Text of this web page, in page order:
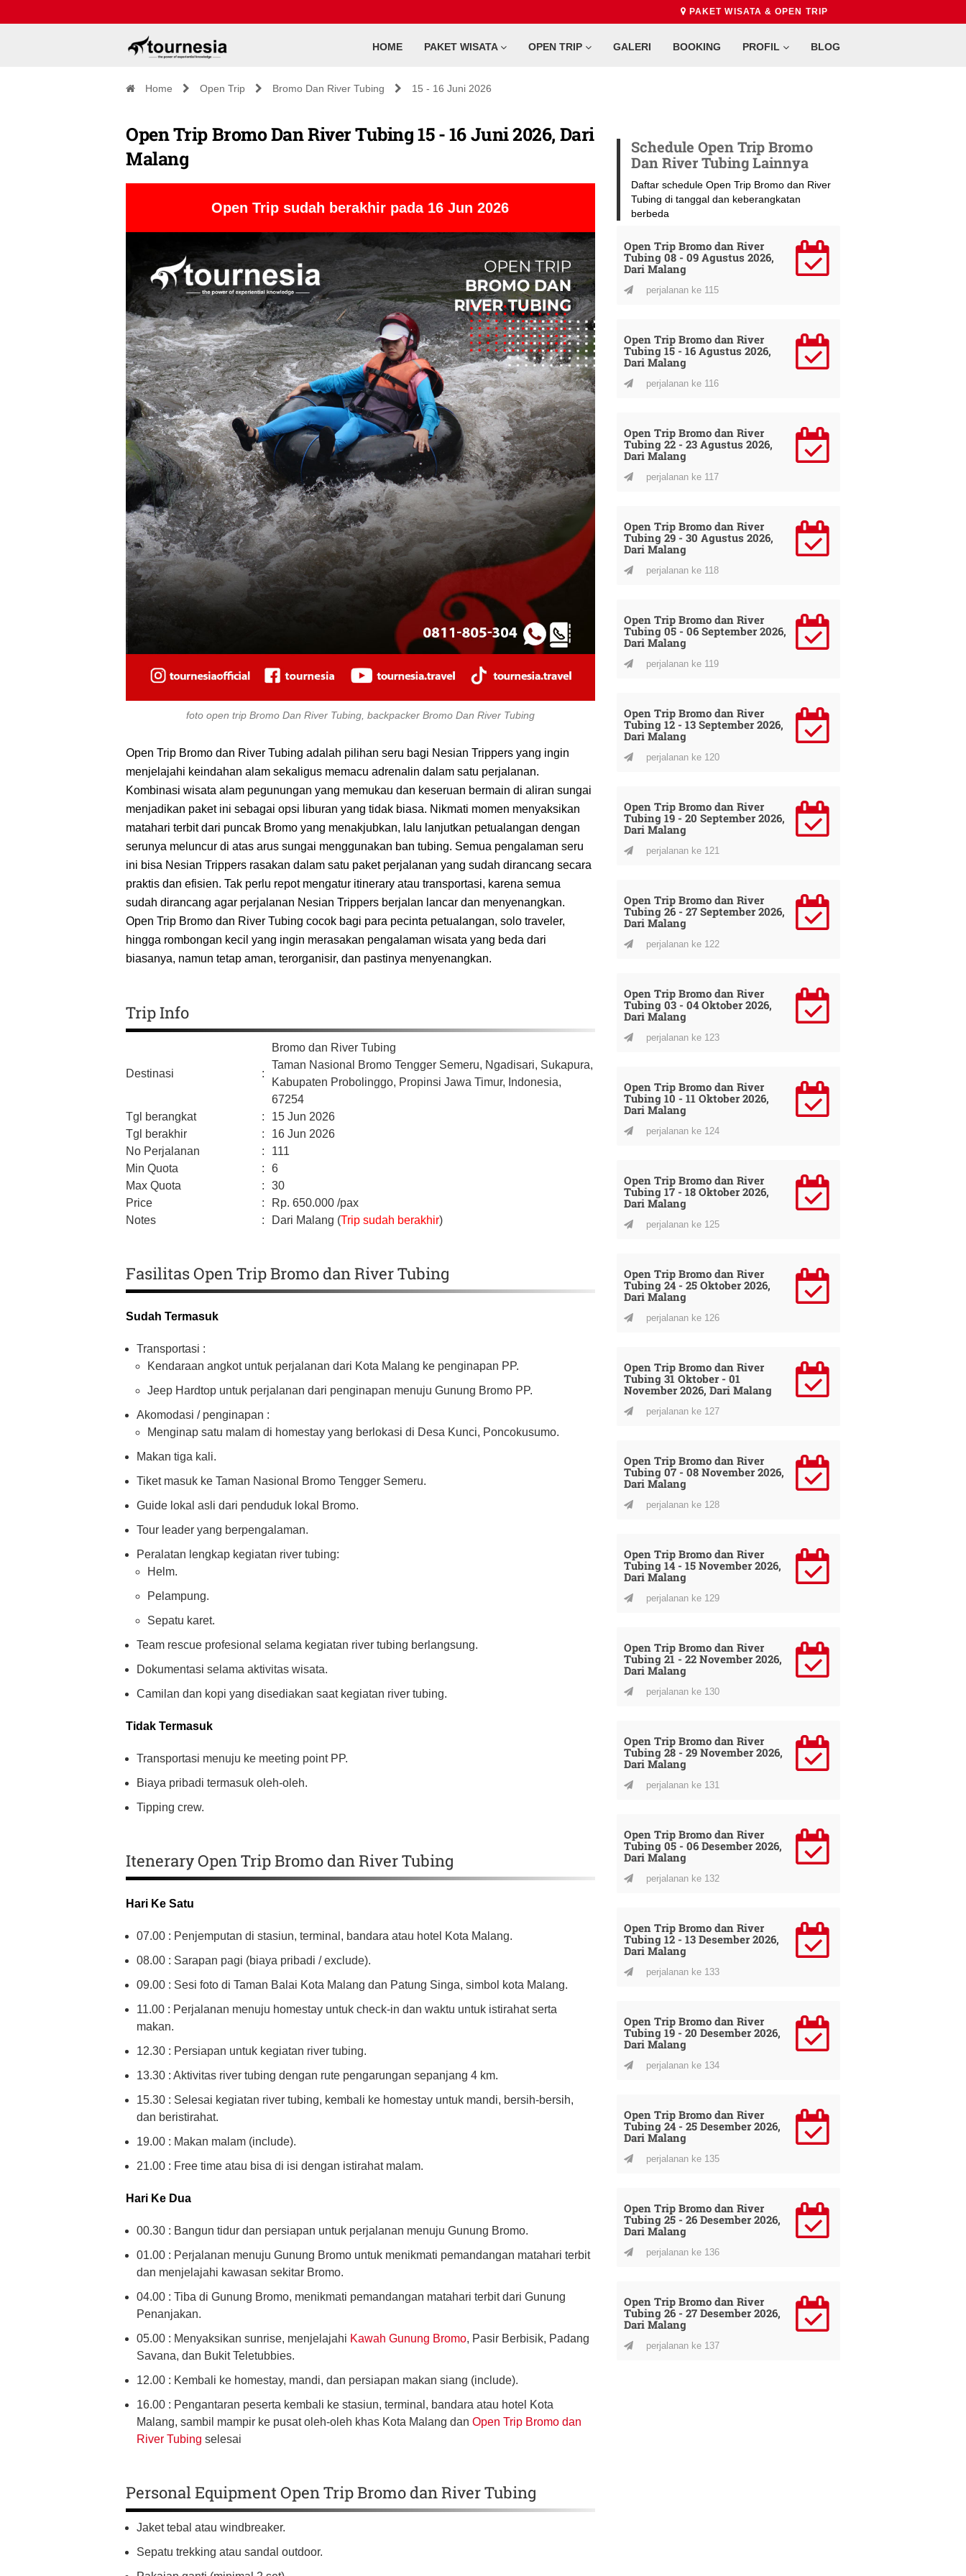
PAKET WISATA & OPEN TRIP
HOME PAKET WISATA OPEN TRIP GALERI BOOKING PROFIL BLOG
Home Open Trip Bromo Dan River Tubing 15 - 16 Juni 2026
Open Trip Bromo Dan River Tubing 15 - 16 Juni 2026, Dari
Malang
Open Trip sudah berakhir pada 16 Jun 2026
foto open trip Bromo Dan River Tubing, backpacker Bromo Dan River Tubing
Open Trip Bromo dan River Tubing adalah pilihan seru bagi Nesian Trippers yang ingin
menjelajahi keindahan alam sekaligus memacu adrenalin dalam satu perjalanan.
Kombinasi wisata alam pegunungan yang memukau dan keseruan bermain di aliran sungai
menjadikan paket ini sebagai opsi liburan yang tidak biasa. Nikmati momen menyaksikan
matahari terbit dari puncak Bromo yang menakjubkan, lalu lanjutkan petualangan dengan
serunya meluncur di atas arus sungai menggunakan ban tubing. Semua pengalaman seru
ini bisa Nesian Trippers rasakan dalam satu paket perjalanan yang sudah dirancang secara
praktis dan efisien. Tak perlu repot mengatur itinerary atau transportasi, karena semua
sudah dirancang agar perjalanan Nesian Trippers berjalan lancar dan menyenangkan.
Open Trip Bromo dan River Tubing cocok bagi para pecinta petualangan, solo traveler,
hingga rombongan kecil yang ingin merasakan pengalaman wisata yang beda dari
biasanya, namun tetap aman, terorganisir, dan pastinya menyenangkan.
Trip Info
Destinasi :
Bromo dan River Tubing
Taman Nasional Bromo Tengger Semeru, Ngadisari, Sukapura,
Kabupaten Probolinggo, Propinsi Jawa Timur, Indonesia,
67254
Tgl berangkat
:
15 Jun 2026
Tgl berakhir
:
16 Jun 2026
No Perjalanan
:
111
Min Quota
:
6
Max Quota
:
30
Price
: Rp. 650.000 /pax
Notes
: Dari Malang (Trip sudah berakhir)
Fasilitas Open Trip Bromo dan River Tubing
Sudah Termasuk
Transportasi :
Kendaraan angkot untuk perjalanan dari Kota Malang ke penginapan PP.
Jeep Hardtop untuk perjalanan dari penginapan menuju Gunung Bromo PP.
Akomodasi / penginapan :
Menginap satu malam di homestay yang berlokasi di Desa Kunci, Poncokusumo.
Makan tiga kali.
Tiket masuk ke Taman Nasional Bromo Tengger Semeru.
Guide lokal asli dari penduduk lokal Bromo.
Tour leader yang berpengalaman.
Peralatan lengkap kegiatan river tubing:
Helm.
Pelampung.
Sepatu karet.
Team rescue profesional selama kegiatan river tubing berlangsung.
Dokumentasi selama aktivitas wisata.
Camilan dan kopi yang disediakan saat kegiatan river tubing.
Tidak Termasuk
Transportasi menuju ke meeting point PP.
Biaya pribadi termasuk oleh-oleh.
Tipping crew.
Itenerary Open Trip Bromo dan River Tubing
Hari Ke Satu
07.00 : Penjemputan di stasiun, terminal, bandara atau hotel Kota Malang.
08.00 : Sarapan pagi (biaya pribadi / exclude).
09.00 : Sesi foto di Taman Balai Kota Malang dan Patung Singa, simbol kota Malang.
11.00 : Perjalanan menuju homestay untuk check-in dan waktu untuk istirahat serta
makan.
12.30 : Persiapan untuk kegiatan river tubing.
13.30 : Aktivitas river tubing dengan rute pengarungan sepanjang 4 km.
15.30 : Selesai kegiatan river tubing, kembali ke homestay untuk mandi, bersih-bersih,
dan beristirahat.
19.00 : Makan malam (include).
21.00 : Free time atau bisa di isi dengan istirahat malam.
Hari Ke Dua
00.30 : Bangun tidur dan persiapan untuk perjalanan menuju Gunung Bromo.
01.00 : Perjalanan menuju Gunung Bromo untuk menikmati pemandangan matahari terbit
dan menjelajahi kawasan sekitar Bromo.
04.00 : Tiba di Gunung Bromo, menikmati pemandangan matahari terbit dari Gunung
Penanjakan.
05.00 : Menyaksikan sunrise, menjelajahi Kawah Gunung Bromo, Pasir Berbisik, Padang
Savana, dan Bukit Teletubbies.
12.00 : Kembali ke homestay, mandi, dan persiapan makan siang (include).
16.00 : Pengantaran peserta kembali ke stasiun, terminal, bandara atau hotel Kota
Malang, sambil mampir ke pusat oleh-oleh khas Kota Malang dan Open Trip Bromo dan
River Tubing selesai
Personal Equipment Open Trip Bromo dan River Tubing
Jaket tebal atau windbreaker.
Sepatu trekking atau sandal outdoor.
Schedule Open Trip Bromo
Dan River Tubing Lainnya
Daftar schedule Open Trip Bromo dan River
Tubing di tanggal dan keberangkatan
berbeda
Open Trip Bromo dan River
Tubing 08 - 09 Agustus 2026,
Dari Malang
perjalanan ke 115
Open Trip Bromo dan River
Tubing 15 - 16 Agustus 2026,
Dari Malang
perjalanan ke 116
Open Trip Bromo dan River
Tubing 22 - 23 Agustus 2026,
Dari Malang
perjalanan ke 117
Open Trip Bromo dan River
Tubing 29 - 30 Agustus 2026,
Dari Malang
perjalanan ke 118
Open Trip Bromo dan River
Tubing 05 - 06 September 2026,
Dari Malang
perjalanan ke 119
Open Trip Bromo dan River
Tubing 12 - 13 September 2026,
Dari Malang
perjalanan ke 120
Open Trip Bromo dan River
Tubing 19 - 20 September 2026,
Dari Malang
perjalanan ke 121
Open Trip Bromo dan River
Tubing 26 - 27 September 2026,
Dari Malang
perjalanan ke 122
Open Trip Bromo dan River
Tubing 03 - 04 Oktober 2026,
Dari Malang
perjalanan ke 123
Open Trip Bromo dan River
Tubing 10 - 11 Oktober 2026,
Dari Malang
perjalanan ke 124
Open Trip Bromo dan River
Tubing 17 - 18 Oktober 2026,
Dari Malang
perjalanan ke 125
Open Trip Bromo dan River
Tubing 24 - 25 Oktober 2026,
Dari Malang
perjalanan ke 126
Open Trip Bromo dan River
Tubing 31 Oktober - 01
November 2026, Dari Malang
perjalanan ke 127
Open Trip Bromo dan River
Tubing 07 - 08 November 2026,
Dari Malang
perjalanan ke 128
Open Trip Bromo dan River
Tubing 14 - 15 November 2026,
Dari Malang
perjalanan ke 129
Open Trip Bromo dan River
Tubing 21 - 22 November 2026,
Dari Malang
perjalanan ke 130
Open Trip Bromo dan River
Tubing 28 - 29 November 2026,
Dari Malang
perjalanan ke 131
Open Trip Bromo dan River
Tubing 05 - 06 Desember 2026,
Dari Malang
perjalanan ke 132
Open Trip Bromo dan River
Tubing 12 - 13 Desember 2026,
Dari Malang
perjalanan ke 133
Open Trip Bromo dan River
Tubing 19 - 20 Desember 2026,
Dari Malang
perjalanan ke 134
Open Trip Bromo dan River
Tubing 24 - 25 Desember 2026,
Dari Malang
perjalanan ke 135
Open Trip Bromo dan River
Tubing 25 - 26 Desember 2026,
Dari Malang
perjalanan ke 136
Open Trip Bromo dan River
Tubing 26 - 27 Desember 2026,
Dari Malang
perjalanan ke 137